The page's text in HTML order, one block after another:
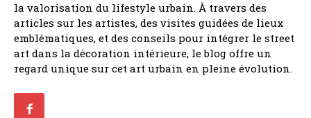
la valorisation du lifestyle urbain. À travers des
articles sur les artistes, des visites guidées de lieux
emblématiques, et des conseils pour intégrer le street
art dans la décoration intérieure, le blog offre un
regard unique sur cet art urbain en pleine évolution.